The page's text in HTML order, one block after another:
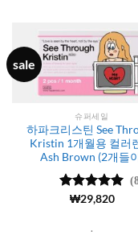
sale
슈퍼세일
하파크리스틴 See
Kristin 1개월용 컬러
Ash Brown (2개들
5 중에서
₩29,820
.